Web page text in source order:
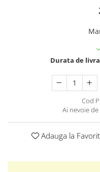
Durata de
Cod
Ai nevoie
Adauga la